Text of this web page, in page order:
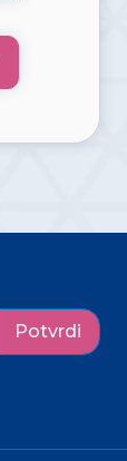
Potvrdi